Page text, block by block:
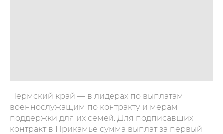
Пермский край — в лидерах по выплатам
военнослужащим по контракту и мерам
поддержки для их семей. Для подписавших
контракт в Прикамье сумма выплат за первый